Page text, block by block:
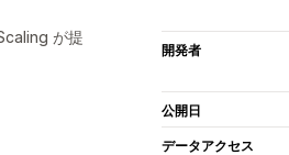
が提
開発者
公開日
データアクセス